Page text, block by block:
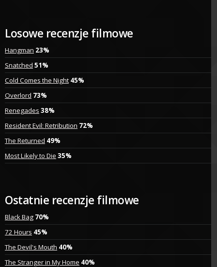
Losowe recenzje filmowe
Hangman 23%
Snatched 51%
Cold Comes the Night 45%
Overlord 73%
Renegades 38%
Resident Evil: Retribution 72%
The Returned 49%
Most Likely to Die 35%
Ostatnie recenzje filmowe
Black Bag 70%
72 Hours 45%
The Devil's Mouth 40%
The Stranger in My Home 40%